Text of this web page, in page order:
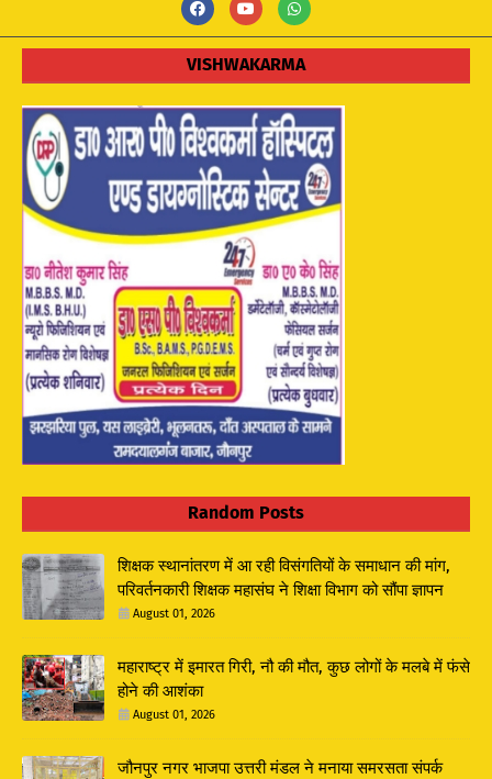
VISHWAKARMA
Random Posts
शिक्षक स्थानांतरण में आ रही विसंगतियों के समाधान की मांग,
परिवर्तनकारी शिक्षक महासंघ ने शिक्षा विभाग को सौंपा ज्ञापन
August 01, 2026
महाराष्ट्र में इमारत गिरी, नौ की मौत, कुछ लोगों के मलबे में फंसे
होने की आशंका
August 01, 2026
जौनपुर नगर भाजपा उत्तरी मंडल ने मनाया समरसता संपर्क